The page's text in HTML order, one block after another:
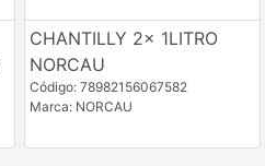
CHANTILLY 2x 1LITRO
NORCAU
Código: 78982156067582
Marca: NORCAU